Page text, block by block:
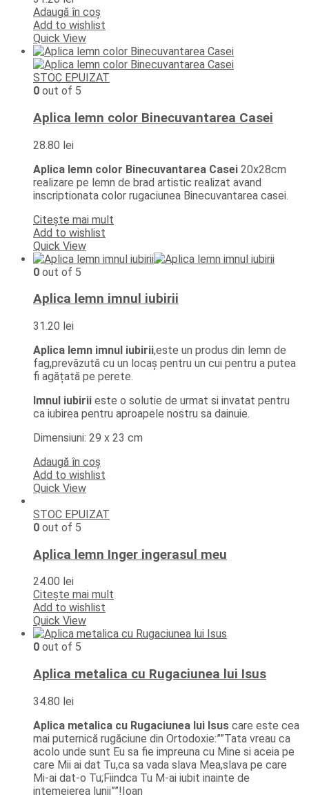
Adaugă în coș
Add to wishlist
Quick View
STOC EPUIZAT
0 out of 5
Aplica lemn color Binecuvantarea Casei
28.80 lei
Aplica lemn color Binecuvantarea Casei 20x28cm
realizare pe lemn de brad artistic realizat avand
inscriptionata color rugaciunea Binecuvantarea casei.
Citește mai mult
Add to wishlist
Quick View
0 out of 5
Aplica lemn imnul iubirii
31.20 lei
Aplica lemn imnul iubirii,este un produs din lemn de
fag,prevăzută cu un locaș pentru un cui pentru a putea
fi agățată pe perete.
Imnul iubirii este o solutie de urmat si invatat pentru
ca iubirea pentru aproapele nostru sa dainuie.
Dimensiuni: 29 x 23 cm
Adaugă în coș
Add to wishlist
Quick View
STOC EPUIZAT
0 out of 5
Aplica lemn Inger ingerasul meu
24.00 lei
Citește mai mult
Add to wishlist
Quick View
0 out of 5
Aplica metalica cu Rugaciunea lui Isus
34.80 lei
Aplica metalica cu Rugaciunea lui Isus care este cea
mai puternică rugăciune din Ortodoxie:””Tata vreau ca
acolo unde sunt Eu sa fie impreuna cu Mine si aceia pe
care Mii ai dat Tu,ca sa vada slava Mea,slava pe care
Mi-ai dat-o Tu;Fiindca Tu M-ai iubit inainte de
intemeierea lunii””!Ioan